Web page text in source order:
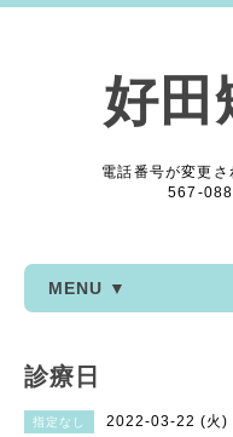
好田
電話番号が変更
567-
MENU ▼
診療日
指定なし 2022-03-22 (火)